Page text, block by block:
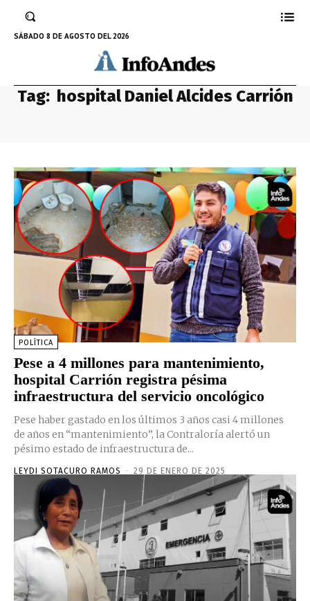
SÁBADO 8 DE AGOSTO DEL 2026
Tag: hospital Daniel Alcides Carrión
POLÍTICA
Pese a 4 millones para mantenimiento,
hospital Carrión registra pésima
infraestructura del servicio oncológico
Pese haber gastado en los últimos 3 años casi 4 millones
de años en “mantenimiento”, la Contraloría alertó un
pésimo estado de infraestructura de...
LEYDI SOTACURO RAMOS - 29 DE ENERO DE 2025